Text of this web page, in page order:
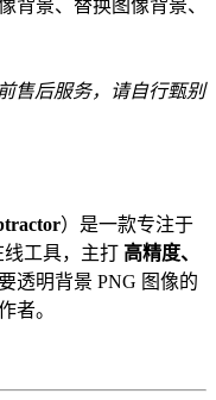
背景、替换图像背景、
售后服务，请自行甄别
）是一款专注于
线工具，主打 高精度、
透明背景 PNG 图像的
者。